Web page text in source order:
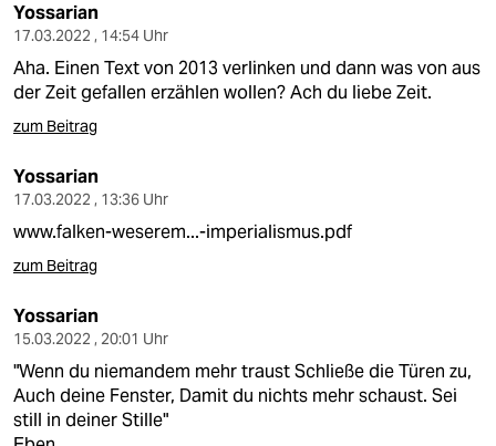
Yossarian
17.03.2022 , 14:54 Uhr
Aha. Einen Text von 2013 verlinken und dann was von aus
der Zeit gefallen erzählen wollen? Ach du liebe Zeit.
zum Beitrag
Yossarian
17.03.2022 , 13:36 Uhr
www.falken-weserem...-imperialismus.pdf
zum Beitrag
Yossarian
15.03.2022 , 20:01 Uhr
"Wenn du niemandem mehr traust Schließe die Türen zu,
Auch deine Fenster, Damit du nichts mehr schaust. Sei
still in deiner Stille"